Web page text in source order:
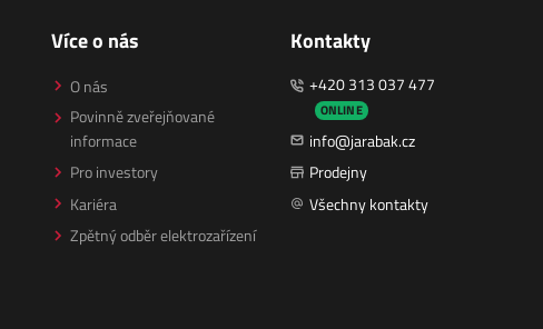
Více o nás
O nás
Povinně zveřejňované
informace
Pro investory
Kariéra
Zpětný odběr elektrozařízení
Kontakty
+420 313 037 477
ONLINE
info@jarabak.cz
Prodejny
Všechny kontakty